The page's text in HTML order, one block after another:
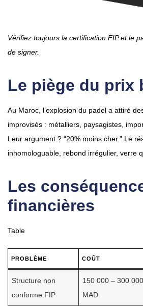
Vérifiez toujours la certification FIP et le
de signer.
Le piège du prix
Au Maroc, l’explosion du padel a attiré
improvisés : métalliers, paysagistes,
Leur argument ? “20% moins cher.” Le
inhomologuable, rebond irrégulier, verre
Les
financières
Table
PROBLÈME COÛT
Structure non
conforme FIP
150 000 – 300 000
MAD